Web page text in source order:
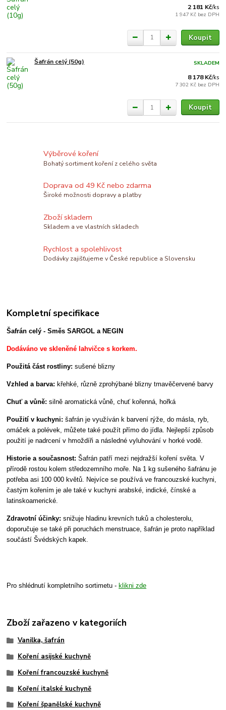
2 181 Kč/ks
1 947 Kč bez DPH
Koupit
Šafrán celý (50g)
8 178 Kč/ks
7 302 Kč bez DPH
SKLADEM
Koupit
Výběrové koření
Bohatý sortiment koření z celého světa
Doprava od 49 Kč nebo zdarma
Široké možnosti dopravy a platby
Zboží skladem
Skladem a ve vlastních skladech
Rychlost a spolehlivost
Dodávky zajišťujeme v České republice a Slovensku
Kompletní specifikace
Šafrán celý - Směs SARGOL a NEGIN
Dodáváno ve skleněné lahvičce s korkem.
Použitá část rostliny:sušené blizny
Vzhled a barva: křehké, různě zprohýbané blizny tmavěčervené barvy
Chuť a vůně:silně aromatická vůně, chuť kořenná, hořká
Použití v kuchyni:šafrán je využíván k barvení rýže, do másla, ryb,
omáček a polévek, můžete také použít přímo do jídla. Nejlepší způsob
použití je nadrcení v hmoždíři a následné vyluhování v horké vodě.
Historie a současnost: Šafrán patří mezi nejdražší koření světa. V
přírodě rostou kolem středozemního moře. Na 1 kg sušeného šafránu je
potřeba asi 100 000 květů. Nejvíce se používá ve francouzské kuchyni,
častým kořením je ale také v kuchyni arabské, indické, čínské a
latinskoamerické.
Zdravotní účinky:snižuje hladinu krevních tuků a cholesterolu,
doporučuje se také při poruchách menstruace, šafrán je proto například
součástí Švédských kapek.
Pro shlédnutí kompletního sortimetu - klikni zde
Zboží zařazeno v kategoriích
Vanilka, šafrán
Koření asijské kuchyně
Koření francouzské kuchyně
Koření italské kuchyně
Koření španělské kuchyně